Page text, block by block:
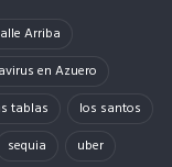
Arriba
en Azuero
tablas
los santos
sequia uber